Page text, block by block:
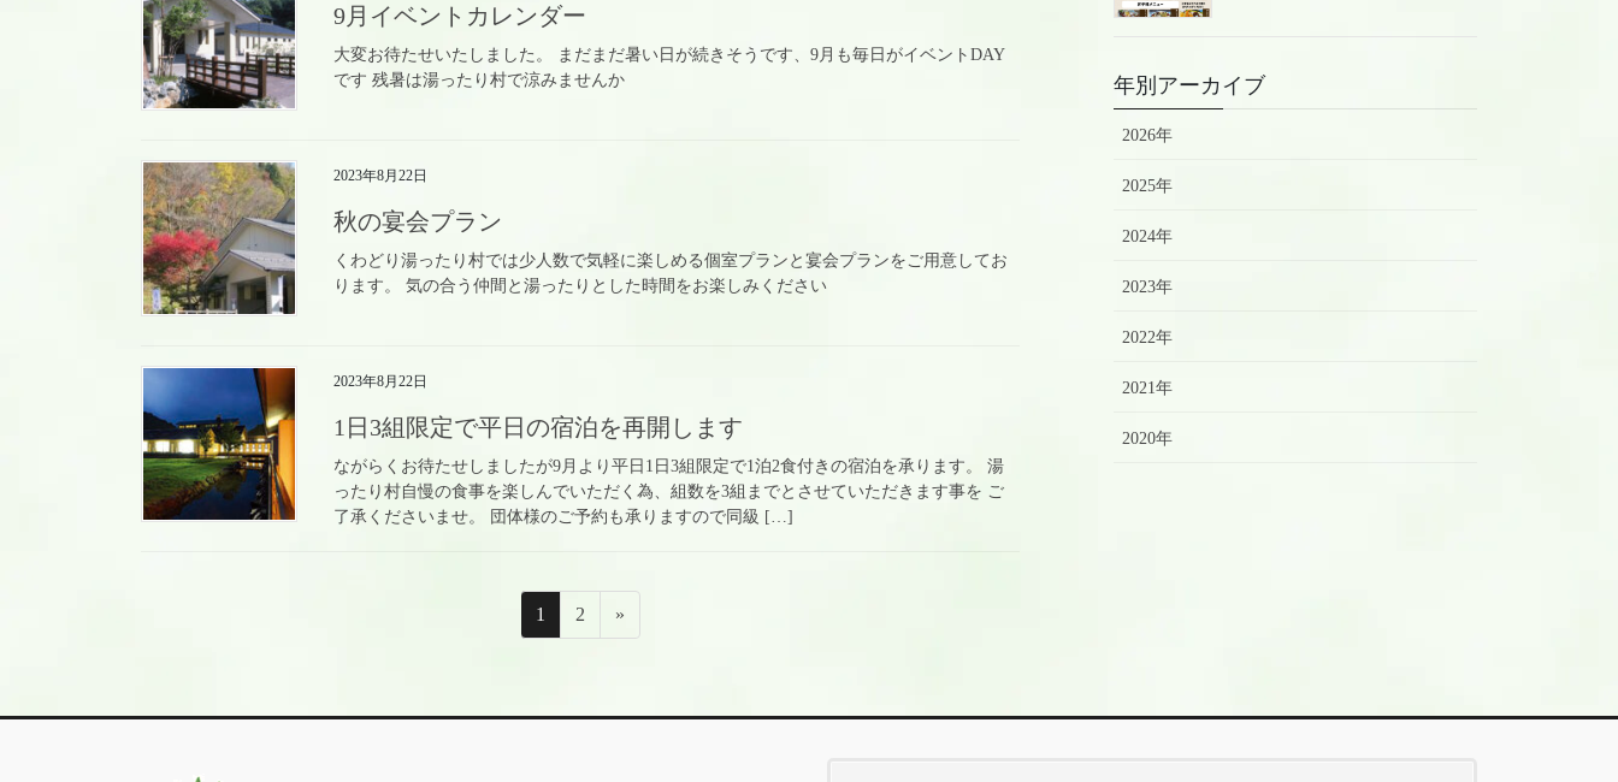
9月イベントカレンダー
大変お待たせいたしました。 まだまだ暑い日が続きそうです、9月も毎日がイベントDAY
です 残暑は湯ったり村で涼みませんか
2023年8月22日
秋の宴会プラン
くわどり湯ったり村では少人数で気軽に楽しめる個室プランと宴会プランをご用意してお
ります。 気の合う仲間と湯ったりとした時間をお楽しみください
2023年8月22日
1日3組限定で平日の宿泊を再開します
ながらくお待たせしましたが9月より平日1日3組限定で1泊2食付きの宿泊を承ります。 湯
ったり村自慢の食事を楽しんでいただく為、組数を3組までとさせていただきます事を ご
了承くださいませ。 団体様のご予約も承りますので同級 […]
ペ
固
定
1
固
定
2 »
年別アーカイブ
2026年
2025年
2024年
2023年
2022年
2021年
2020年